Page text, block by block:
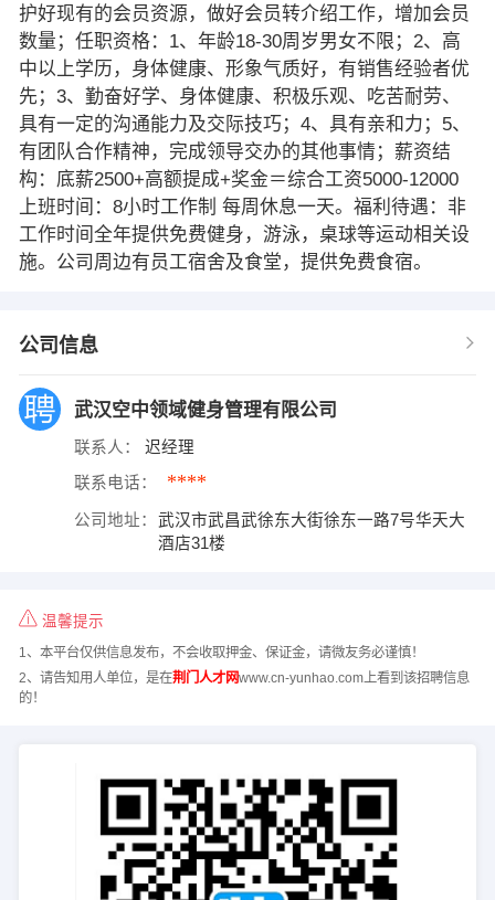
护好现有的会员资源，做好会员转介绍工作，增加会员
数量；任职资格：1、年龄18-30周岁男女不限；2、高
中以上学历，身体健康、形象气质好，有销售经验者优
先；3、勤奋好学、身体健康、积极乐观、吃苦耐劳、
具有一定的沟通能力及交际技巧；4、具有亲和力；5、
有团队合作精神，完成领导交办的其他事情；薪资结
构：底薪2500+高额提成+奖金＝综合工资5000-12000
上班时间：8小时工作制 每周休息一天。福利待遇：非
工作时间全年提供免费健身，游泳，桌球等运动相关设
施。公司周边有员工宿舍及食堂，提供免费食宿。
公司信息
武汉空中领域健身管理有限公司
联系人： 迟经理
联系电话： ****
公司地址：
武汉市武昌武徐东大街徐东一路7号华天大
酒店31楼
温馨提示
1、本平台仅供信息发布，不会收取押金、保证金，请微友务必谨慎！
2、请告知用人单位，是在荆门人才网www.cn-yunhao.com上看到该招聘信息
的！